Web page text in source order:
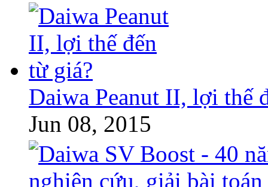
Daiwa Peanut II, lợi thế
Jun 08, 2015